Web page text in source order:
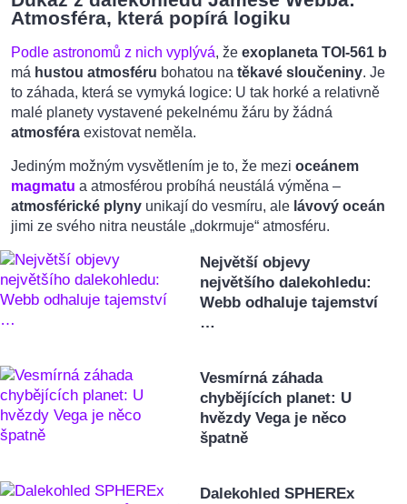
Atmosféra, která popírá logiku
Podle astronomů z nich vyplývá, že exoplaneta TOI-561 b
má hustou atmosféru bohatou na těkavé sloučeniny. Je
to záhada, která se vymyká logice: U tak horké a relativně
malé planety vystavené pekelnému žáru by žádná
atmosféra existovat neměla.
Jediným možným vysvětlením je to, že mezi oceánem
magmatu a atmosférou probíhá neustálá výměna –
atmosférické plyny unikají do vesmíru, ale lávový oceán
jimi ze svého nitra neustále „dokrmuje“ atmosféru.
Největší objevy
největšího dalekohledu:
Webb odhaluje tajemství
…
Vesmírná záhada
chybějících planet: U
hvězdy Vega je něco
špatně
Dalekohled SPHEREx